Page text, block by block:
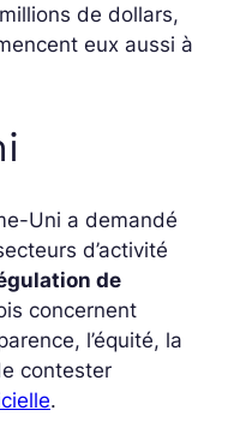
de dollars,
eux aussi à
Uni a demandé
d’activité
de
concernent
l’équité, la
contester
.